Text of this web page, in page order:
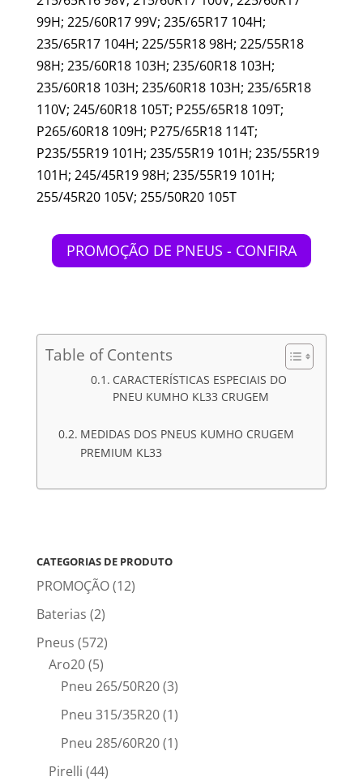
99H; 225/60R17 99V; 235/65R17 104H;
235/65R17 104H; 225/55R18 98H; 225/55R18
98H; 235/60R18 103H; 235/60R18 103H;
235/60R18 103H; 235/60R18 103H; 235/65R18
110V; 245/60R18 105T; P255/65R18 109T;
P265/60R18 109H; P275/65R18 114T;
P235/55R19 101H; 235/55R19 101H; 235/55R19
101H; 245/45R19 98H; 235/55R19 101H;
255/45R20 105V; 255/50R20 105T
PROMOÇÃO DE PNEUS - CONFIRA
Table of Contents
CARACTERÍSTICAS ESPECIAIS DO
PNEU KUMHO KL33 CRUGEM
MEDIDAS DOS PNEUS KUMHO CRUGEM
PREMIUM KL33
CATEGORIAS DE PRODUTO
PROMOÇÃO(12)
Baterias (2)
Pneus (572)
Aro20(5)
Pneu 265/50R20(3)
Pneu 315/35R20(1)
Pneu 285/60R20(1)
Pirelli (44)